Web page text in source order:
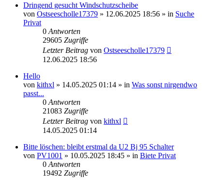
Dringend gesucht Windschutzscheibe
von Ostseescholle17379 » 12.06.2025 18:56 » in Suche
Privat
0 Antworten
29605 Zugriffe
Letzter Beitrag von Ostseescholle17379
12.06.2025 18:56
Hello
von kithxl » 14.05.2025 01:14 » in Was sonst nirgendwo
passt...
0 Antworten
21083 Zugriffe
Letzter Beitrag von kithxl
14.05.2025 01:14
Bitte löschen: bleibt erstmal da U2 Bj 95 Schalter
von PV1001 » 10.05.2025 18:45 » in Biete Privat
0 Antworten
19492 Zugriffe